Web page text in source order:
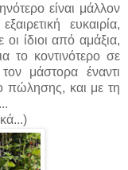
είναι μάλλον
ευκαιρία,
οι ίδιοιαπό αμάξια,
το κοντινότερο σε
μάστορα έναντι
πώλησης, και με τη